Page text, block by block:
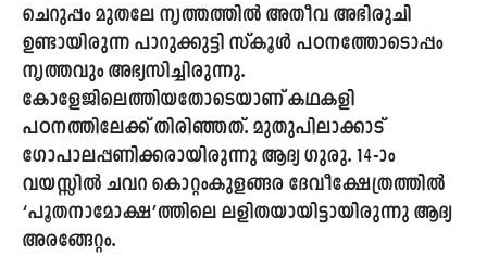
ചെറുപ്പം മുതലേ നൃത്തത്തിൽ അതീവ അഭിരുചി
ഉണ്ടായിരുന്ന പാറുക്കുട്ടി സ്കൂൾ പഠനത്തോടൊപ്പം
നൃത്തവും അഭ്യസിച്ചിരുന്നു.
കോളേജിലെത്തിയതോടെയാണ് കഥകളി
പഠനത്തിലേക്ക് തിരിഞ്ഞത്. മുതുപിലാക്കാട്
ഗോപാലപ്പണിക്കരായിരുന്നു ആദ്യ ഗുരു. 14-ാം
വയസ്സിൽ ചവറ കൊറ്റംകുളങ്ങര ദേവീക്ഷേത്രത്തിൽ
‘പൂതനാമോക്ഷ’ത്തിലെ ലളിതയായിട്ടായിരുന്നു ആദ്യ
അരങ്ങേറ്റം.